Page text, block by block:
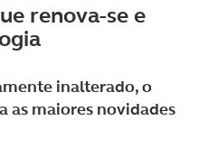
renova-se e
inalterado, o
as maiores novidades